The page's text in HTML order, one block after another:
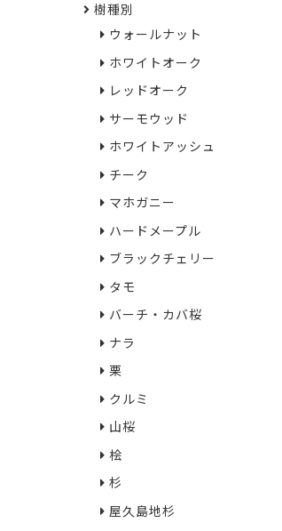
樹種別
ウォールナット
ホワイトオーク
レッドオーク
サーモウッド
ホワイトアッシュ
チーク
マホガニー
ハードメープル
ブラックチェリー
タモ
バーチ・カバ桜
ナラ
栗
クルミ
山桜
桧
杉
屋久島地杉